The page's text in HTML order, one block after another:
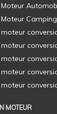
MOTEUR